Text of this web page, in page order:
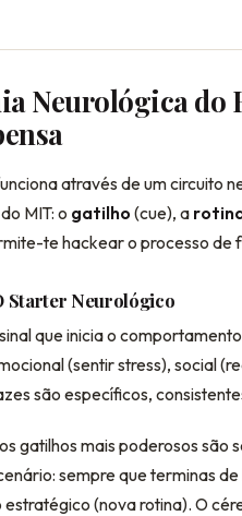
Neurológica
através de um circuito
MIT: o gatilho (cue), a
te hackear o processo de
Starter Neurológico
que inicia o
(sentir stress), social
são específicos,
gatilhos mais poderosos
sempre que terminas
(nova rotina). O